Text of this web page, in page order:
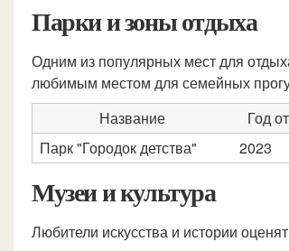
Парки и зоны отдыха
Одним из популярных мест для
любимым местом для семейных
Название
Год
Парк "Городок детства"
2023
Музеи и культура
Любители искусства и истории